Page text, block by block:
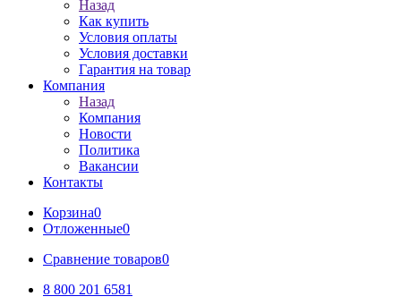
Назад
Как купить
Условия оплаты
Условия доставки
Гарантия на товар
Компания
Назад
Компания
Новости
Политика
Вакансии
Контакты
Корзина0
Отложенные0
Сравнение товаров0
8 800 201 6581